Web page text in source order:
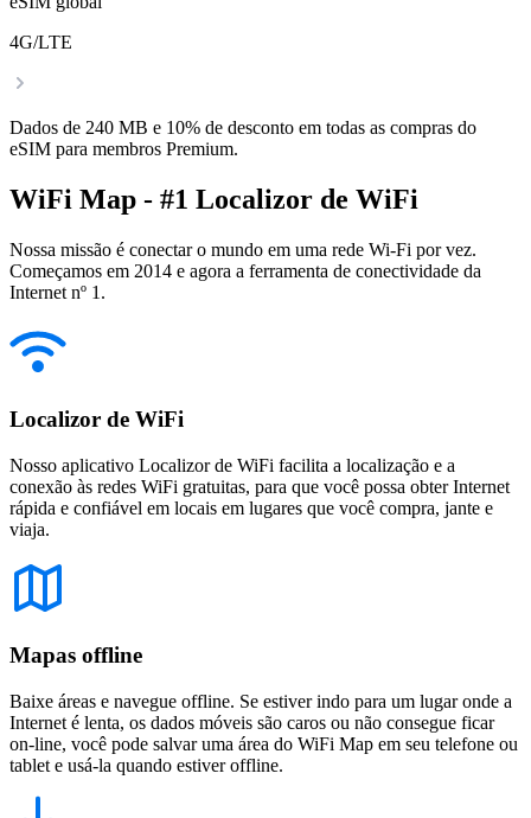
4G/LTE
Dados de 240 MB e 10% de desconto em todas as compras do
eSIM para membros Premium.
WiFi Map - #1 Localizor de WiFi
Nossa missão é conectar o mundo em uma rede Wi-Fi por vez.
Começamos em 2014 e agora a ferramenta de conectividade da
Internet nº 1.
Localizor de WiFi
Nosso aplicativo Localizor de WiFi facilita a localização e a
conexão às redes WiFi gratuitas, para que você possa obter Internet
rápida e confiável em locais em lugares que você compra, jante e
viaja.
Mapas offline
Baixe áreas e navegue offline. Se estiver indo para um lugar onde a
Internet é lenta, os dados móveis são caros ou não consegue ficar
on-line, você pode salvar uma área do WiFi Map em seu telefone ou
tablet e usá-la quando estiver offline.